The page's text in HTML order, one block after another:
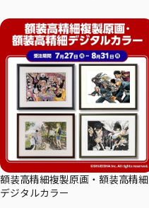
額装高精細複製原画・額装高精細
デジタルカラー